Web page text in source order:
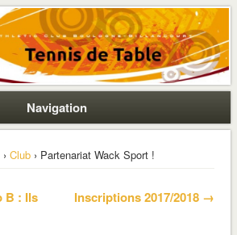
de Table
Navigation
› Club› Partenariat Wack Sport !
B : Ils
Inscriptions 2017/2018 →